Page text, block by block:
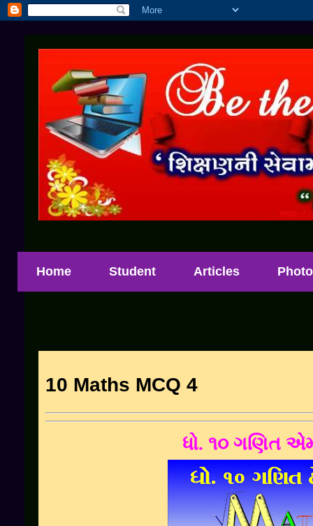
Home Student Articles
10 Maths MCQ 4
ધો. ૧૦ ગણિત